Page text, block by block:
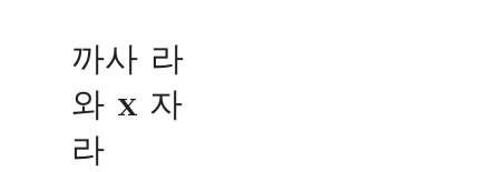
까사 라
와 x 자
라